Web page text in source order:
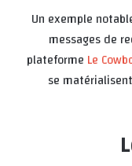
Un exemple
messages de
plateforme Le
se